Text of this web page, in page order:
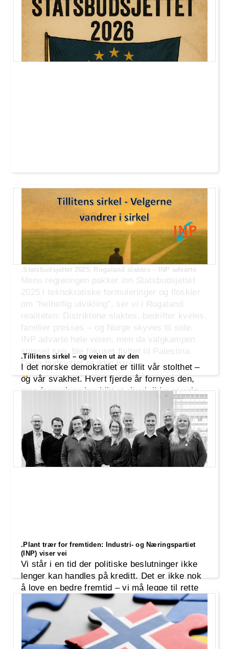
faktabasert debatt blir desto viktigere.
.Statsbudsjettet 2025: Rogaland slaktes – INP advarte
Mens regjeringen pakker inn Statsbudsjettet
2025 i teknokratiske formuleringer og floskler
om "helhetlig utvikling", ser vi i Rogaland
realiteten: Distriktene slaktes, bedrifter kveles,
familier presses – og Norge skyves til side.
INP advarte hele veien, men da valgkampen
spisset seg, ble fokuset flyttet til Palestina.
Dette budsjettet er ikke bare
.Tillitens sirkel – og veien ut av den
I det norske demokratiet er tillit vår stolthet –
og vår svakhet. Hvert fjerde år fornyes den,
men fornyelsen har blitt et ritual, ikke et valg.
Stortingspartiene henvender seg til velgerne
med nye løfter, men gamle brudd får sjelden
konsekvenser. Likevel gir folket sin tillit – igjen
og igjen – og sirkelen lukker seg. Er det
trygghet vi velger, el
.Plant trær for fremtiden: Industri- og Næringspartiet
(INP) viser vei
Vi står i en tid der politiske beslutninger ikke
lenger kan handles på kreditt. Det er ikke nok
å love en bedre fremtid – vi må legge til rette
for den. Industri- og Næringspartiet (INP) tar
ansvar for dagens utfordringer med en politikk
som ikke bare løser problemer her og nå, men
også planter frø for neste generasjon.